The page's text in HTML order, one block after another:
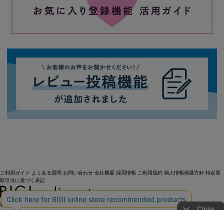
ご利用ガイド よくある質問 お問い合わせ 会社概要 採用情報 ご利用規約 個人情報保護方針 特定商
取引法に基づく表記
OFFICIAL SNS